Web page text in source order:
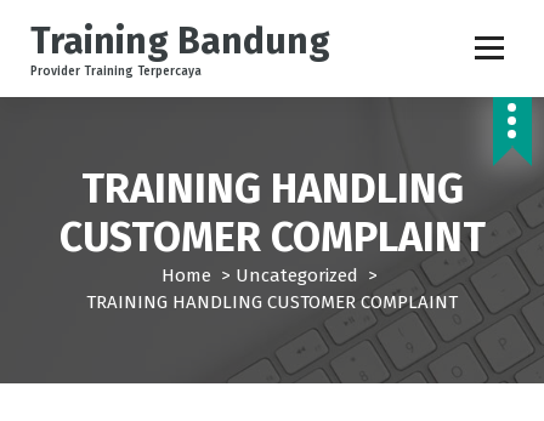
p
Training Bandung
Provider Training Terpercaya
TRAINING HANDLING
CUSTOMER COMPLAINT
Home > Uncategorized >
TRAINING HANDLING CUSTOMER COMPLAINT